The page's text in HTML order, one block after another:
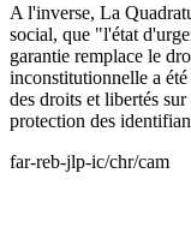
A l'inverse, La
social, que "l'état
garantie remplace le
inconstitutionnelle a
des droits et libertés
protection des
far-reb-jlp-ic/chr/cam